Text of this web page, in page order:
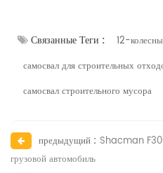
Связанные Теги :
12-
самосвал для строительных
самосвал строительного мусора
предыдущий : Shacman
грузовой автомобиль